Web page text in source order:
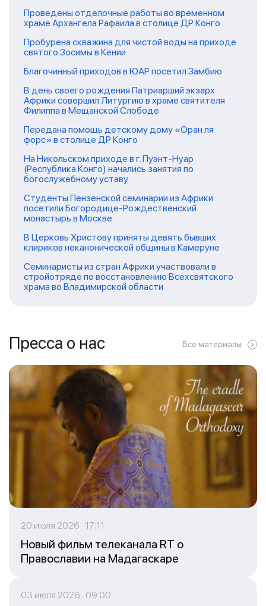
Проведены отделочные работы во временном
храме Архангела Рафаила в столице ДР Конго
Пробурена скважина для чистой воды на приходе
святого Зосимы в Кении
Благочинный приходов в ЮАР посетил Замбию
В день своего рождения Патриарший экзарх
Африки совершил Литургию в храме святителя
Филиппа в Мещанской Слободе
Передана помощь детскому дому «Оран ля
форс» в столице ДР Конго
На Никольском приходе в г. Пуэнт-Нуар
(Республика Конго) начались занятия по
богослужебному уставу
Студенты Пензенской семинарии из Африки
посетили Богородице-Рождественский
монастырь в Москве
В Церковь Христову приняты девять бывших
клириков неканонической общины в Камеруне
Семинаристы из стран Африки участвовали в
стройотряде по восстановлению Всехсвятского
храма во Владимирской области
Пресса о нас Все материалы
20 июля 2026 17:11
Новый фильм телеканала RT о
Православии на Мадагаскаре
03 июля 2026 09:00